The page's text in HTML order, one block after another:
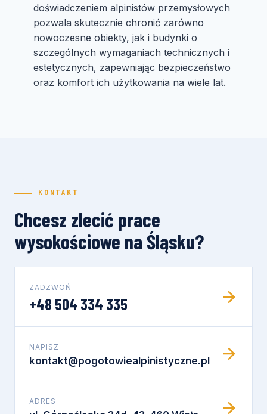
doświadczeniem alpinistów przemysłowych
pozwala skutecznie chronić zarówno
nowoczesne obiekty, jak i budynki o
szczególnych wymaganiach technicznych i
estetycznych, zapewniając bezpieczeństwo
oraz komfort ich użytkowania na wiele lat.
KONTAKT
Chcesz zlecić prace
wysokościowe na Śląsku?
ZADZWOŃ
+48 504 334 335
NAPISZ
kontakt@pogotowiealpinistyczne.pl
ADRES